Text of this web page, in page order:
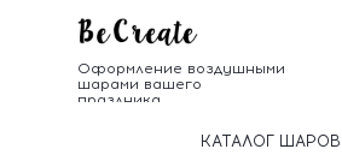
Оформление воздушными
шарами вашего
праздника
КАТАЛОГ ШАРОВ